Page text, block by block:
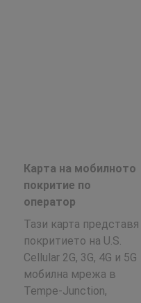
Карта на мобилното
покритие по
оператор
Тази карта представя
покритието на U.S.
Cellular 2G, 3G, 4G и 5G
мобилна мрежа в
Tempe-Junction,